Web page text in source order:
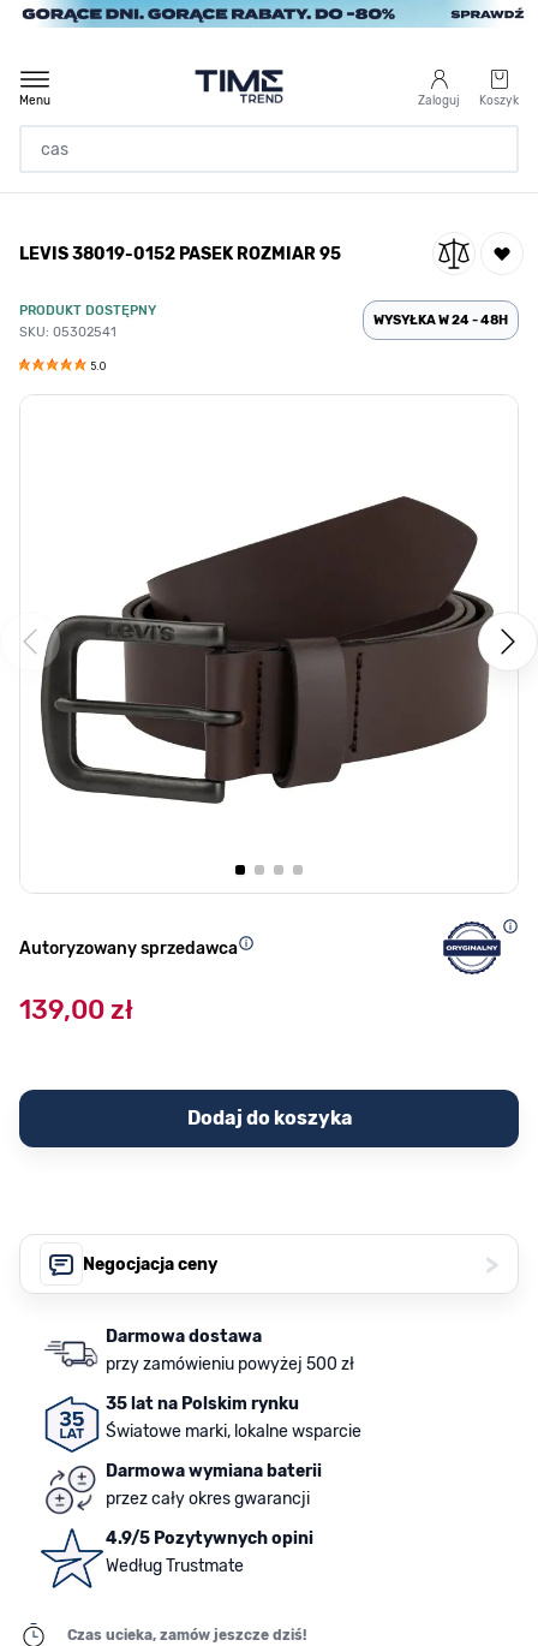
Przejdź do treści
Zaloguj Koszyk
Menu
/ LEVIS 38019-0152 PASEK ROZMIAR 95
LEVIS 38019-0152 PASEK ROZMIAR 95
PRODUKT DOSTĘPNY
SKU: 05302541
5.0
WYSYŁKA W 24 - 48H
Autoryzowany sprzedawca
139,00 zł
Dodaj do koszyka
Negocjacja ceny >
Darmowa dostawa
przy zamówieniu powyżej 500 zł
35 lat na Polskim rynku
Światowe marki, lokalne wsparcie
Darmowa wymiana baterii
przez cały okres gwarancji
4.9/5 Pozytywnych opini
Według Trustmate
Czas ucieka, zamów jeszcze dziś!